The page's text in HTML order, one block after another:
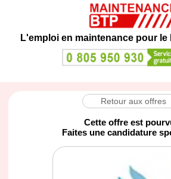
L'emploi en maintenance pour le
Retour aux offres
Cette offre est
Faites une candidature